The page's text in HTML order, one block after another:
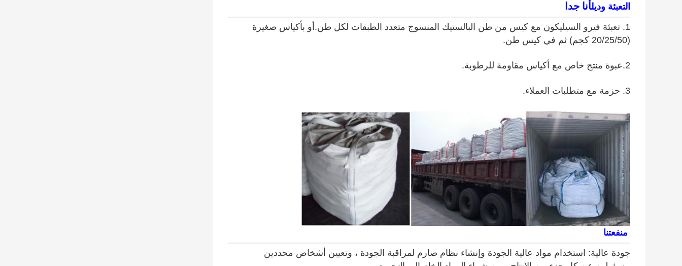
التعبئة وديلأنا جدا
1. تعبئة فيرو السيليكون مع كيس من طن البالستيك المنسوج متعدد الطبقات لكل طن.أو بأكياس صغيرة
(20/25/50 كجم) ثم في كيس طن.
2. عبوة منتج خاص مع أكياس مقاومة للرطوبة.
3. حزمة مع متطلبات العملاء.
منفعتنا